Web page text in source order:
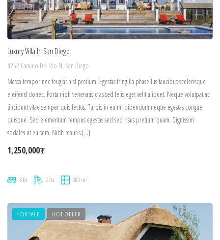
Luxury Villa In San Diego
4252 Camino Del Rio N, San Diego
Massa tempor nec feugiat nisl pretium. Egestas fringilla phasellus faucibus scelerisque
eleifend donec. Porta nibh venenatis cras sed felis eget velit aliquet. Neque volutpat ac
tincidunt vitae semper quis lectus. Turpis in eu mi bibendum neque egestas congue
quisque. Sed elementum tempus egestas sed sed risus pretium quam. Dignissim
sodales ut eu sem. Nibh mauris […]
1,250,000₮
3 Br 2 Ba 900 m2
FOR SALE HOT OFFER